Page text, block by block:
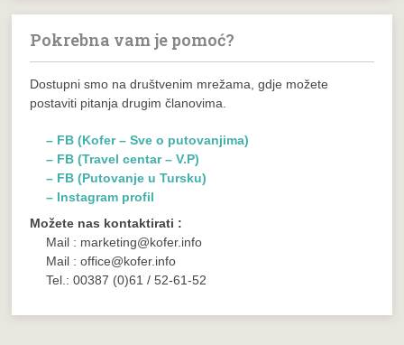
Pokrebna vam je pomoć?
Dostupni smo na društvenim mrežama, gdje možete
postaviti pitanja drugim članovima.
– FB (Kofer – Sve o putovanjima)
– FB (Travel centar – V.P)
– FB (Putovanje u Tursku)
– Instagram profil
Možete nas kontaktirati :
Mail : marketing@kofer.info
Mail : office@kofer.info
Tel.: 00387 (0)61 / 52-61-52